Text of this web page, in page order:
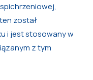
został
i jest stosowany w
z tym